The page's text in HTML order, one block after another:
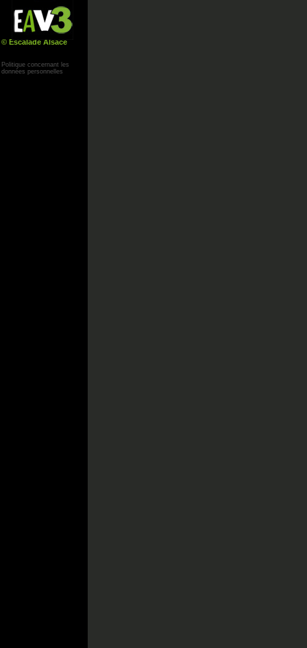
© Escalade Alsace
Politique concernant les
données personnelles